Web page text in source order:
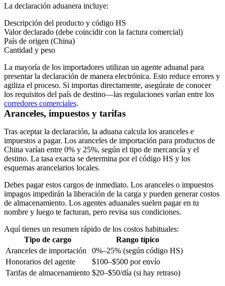
La declaración aduanera incluye:
Descripción del producto y código HS
Valor declarado (debe coincidir con la factura comercial)
País de origen (China)
Cantidad y peso
La mayoría de los importadores utilizan un agente aduanal para
presentar la declaración de manera electrónica. Esto reduce errores y
agiliza el proceso. Si importas directamente, asegúrate de conocer
los requisitos del país de destino—las regulaciones varían entre los
corredores comerciales.
Aranceles, impuestos y tarifas
Tras aceptar la declaración, la aduana calcula los aranceles e
impuestos a pagar. Los aranceles de importación para productos de
China varían entre 0% y 25%, según el tipo de mercancía y el
destino. La tasa exacta se determina por el código HS y los
esquemas arancelarios locales.
Debes pagar estos cargos de inmediato. Los aranceles o impuestos
impagos impedirán la liberación de la carga y pueden generar costos
de almacenamiento. Los agentes aduanales suelen pagar en tu
nombre y luego te facturan, pero revisa sus condiciones.
Aquí tienes un resumen rápido de los costos habituales:
Tipo de cargo
Rango típico
Aranceles de importación
0%–25% (según código HS)
Honorarios del agente
$100–$500 por envío
Tarifas de almacenamiento $20–$50/día (si hay retraso)